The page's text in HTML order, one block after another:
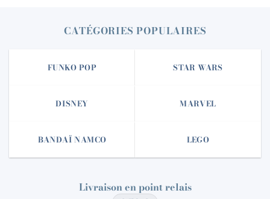
CATÉGORIES POPULAIRES
FUNKO POP STAR WARS
DISNEY MARVEL
BANDAÏ NAMCO LEGO
Livraison en point relais